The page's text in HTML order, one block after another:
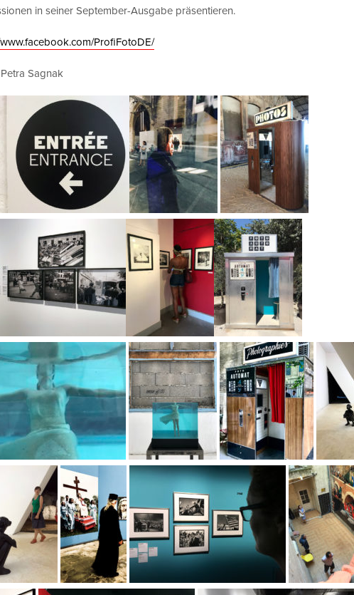
in seiner September-Ausgabe präsentieren.
ProfiFotoDE/
Sagnak
Close